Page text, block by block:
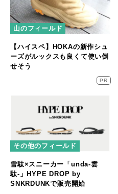
山のフィールド
【ハイスペ】HOKAの新作シュ
ーズがルックスも良くて使い倒
せそう
PR
その他のフィールド
雪駄×スニーカー「unda-雲
駄-」HYPE DROP by
SNKRDUNKで販売開始